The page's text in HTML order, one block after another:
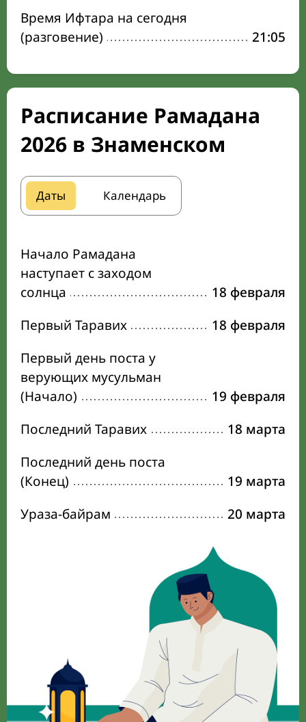
Время Ифтара на сегодня
(разговение)
21:05
Расписание Рамадана
2026 в Знаменском
Даты Календарь
Начало Рамадана
наступает с заходом
солнца
18 февраля
Первый Таравих
18 февраля
Первый день поста у
верующих мусульман
(Начало)
19 февраля
Последний Таравих
18 марта
Последний день поста
(Конец)
19 марта
Ураза-байрам
20 марта